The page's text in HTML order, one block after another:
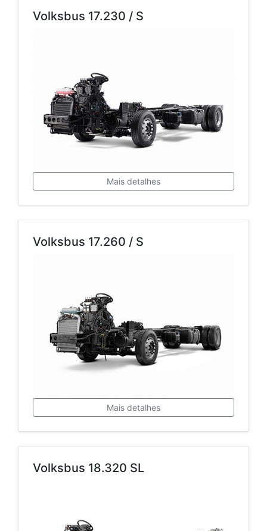
Volksbus 17.230 / S
Mais detalhes
Volksbus 17.260 / S
Mais detalhes
Volksbus 18.320 SL